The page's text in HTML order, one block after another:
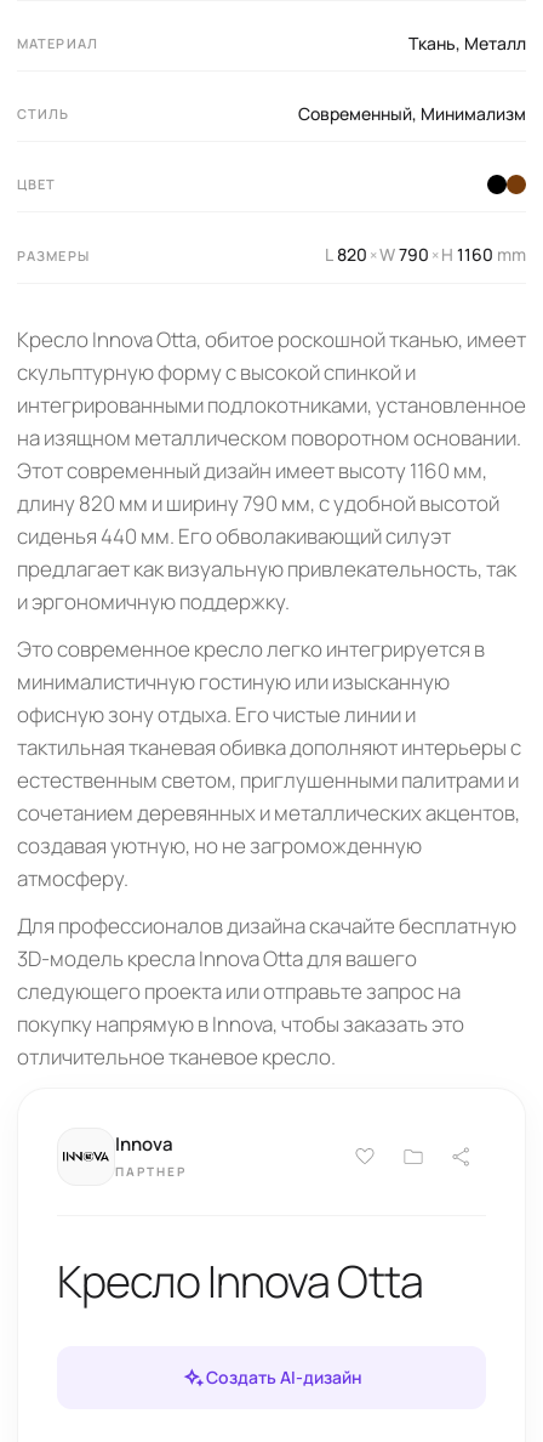
МАТЕРИАЛ Ткань, Металл
СТИЛЬ Современный, Минимализм
ЦВЕТ
РАЗМЕРЫ L820 ×W790 ×H 1160 mm
Кресло Innova Otta, обитое роскошной тканью, имеет
скульптурную форму с высокой спинкой и
интегрированными подлокотниками, установленное
на изящном металлическом поворотном основании.
Этот современный дизайн имеет высоту 1160 мм,
длину 820 мм и ширину 790 мм, с удобной высотой
сиденья 440 мм. Его обволакивающий силуэт
предлагает как визуальную привлекательность, так
и эргономичную поддержку.
Это современное кресло легко интегрируется в
минималистичную гостиную или изысканную
офисную зону отдыха. Его чистые линии и
тактильная тканевая обивка дополняют интерьеры с
естественным светом, приглушенными палитрами и
сочетанием деревянных и металлических акцентов,
создавая уютную, но не загроможденную
атмосферу.
Для профессионалов дизайна скачайте бесплатную
3D-модель кресла Innova Otta для вашего
следующего проекта или отправьте запрос на
покупку напрямую в Innova, чтобы заказать это
отличительное тканевое кресло.
Innova
ПАРТНЕР
Кресло Innova Otta
Создать AI-дизайн